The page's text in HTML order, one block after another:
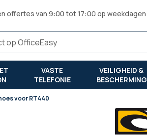
offertes van 9:00 tot 17:00 op weekdagen
VASTE
TELEFONIE
VEILIGHEID &
BESCHERMING
voor RT440